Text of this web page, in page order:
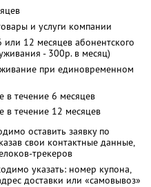
и услуги компании
12 месяцев абонентского
- 300р. в месяц)
при единовременном
в течение 6 месяцев
в течение 12 месяцев
оставить заявку по
свои контактные данные,
трекеров
указать: номер купона,
доставки или «самовывоз»